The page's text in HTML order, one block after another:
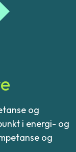
og
i energi- og
og